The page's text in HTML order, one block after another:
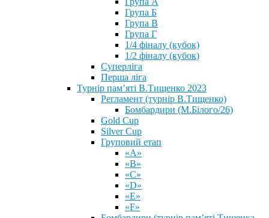
Група Б
Група В
Група Г
1/4 фіналу (кубок)
1/2 фіналу (кубок)
Суперліга
Перша ліга
Турнір пам’яті В.Тищенко 2023
Регламент (турнір В.Тищенко)
Бомбардири (М.Білого/26)
Gold Cup
Silver Cup
Груповий етап
«А»
«В»
«С»
«D»
«Е»
«F»